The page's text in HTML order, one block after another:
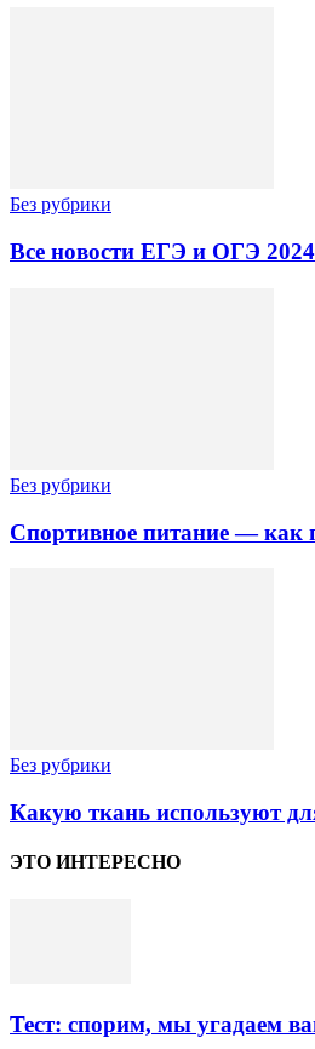
Без рубрики
Все новости ЕГЭ и ОГЭ 2024
Без рубрики
Спортивное питание — как
Без рубрики
Какую ткань используют
ЭТО ИНТЕРЕСНО
Тест: спорим, мы угадаем